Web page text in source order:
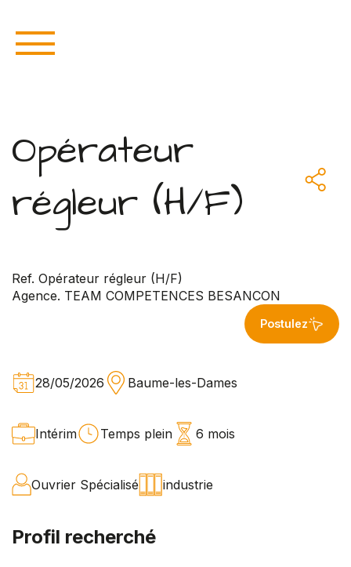
Opérateur
régleur (H/F)
Ref. Opérateur régleur (H/F)
Agence. TEAM COMPETENCES BESANCON
Postulez
28/05/2026 Baume-les-Dames
Intérim Temps plein 6 mois
Ouvrier Spécialisé industrie
Profil recherché